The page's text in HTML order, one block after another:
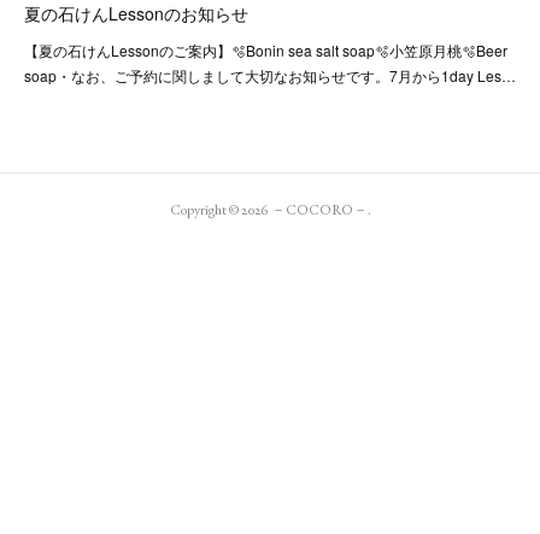
夏の石けんLessonのお知らせ
【夏の石けんLessonのご案内】🫧Bonin sea salt soap🫧小笠原月桃🫧Beer
soap・なお、ご予約に関しまして大切なお知らせです。7月から1day Les…
Copyright ©2026 －COCORO－ .